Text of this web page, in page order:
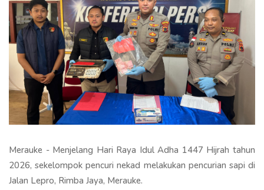
Merauke - Menjelang Hari Raya Idul Adha 1447 Hijrah tahun
2026, sekelompok pencuri nekad melakukan pencurian sapi di
Jalan Lepro, Rimba Jaya, Merauke.